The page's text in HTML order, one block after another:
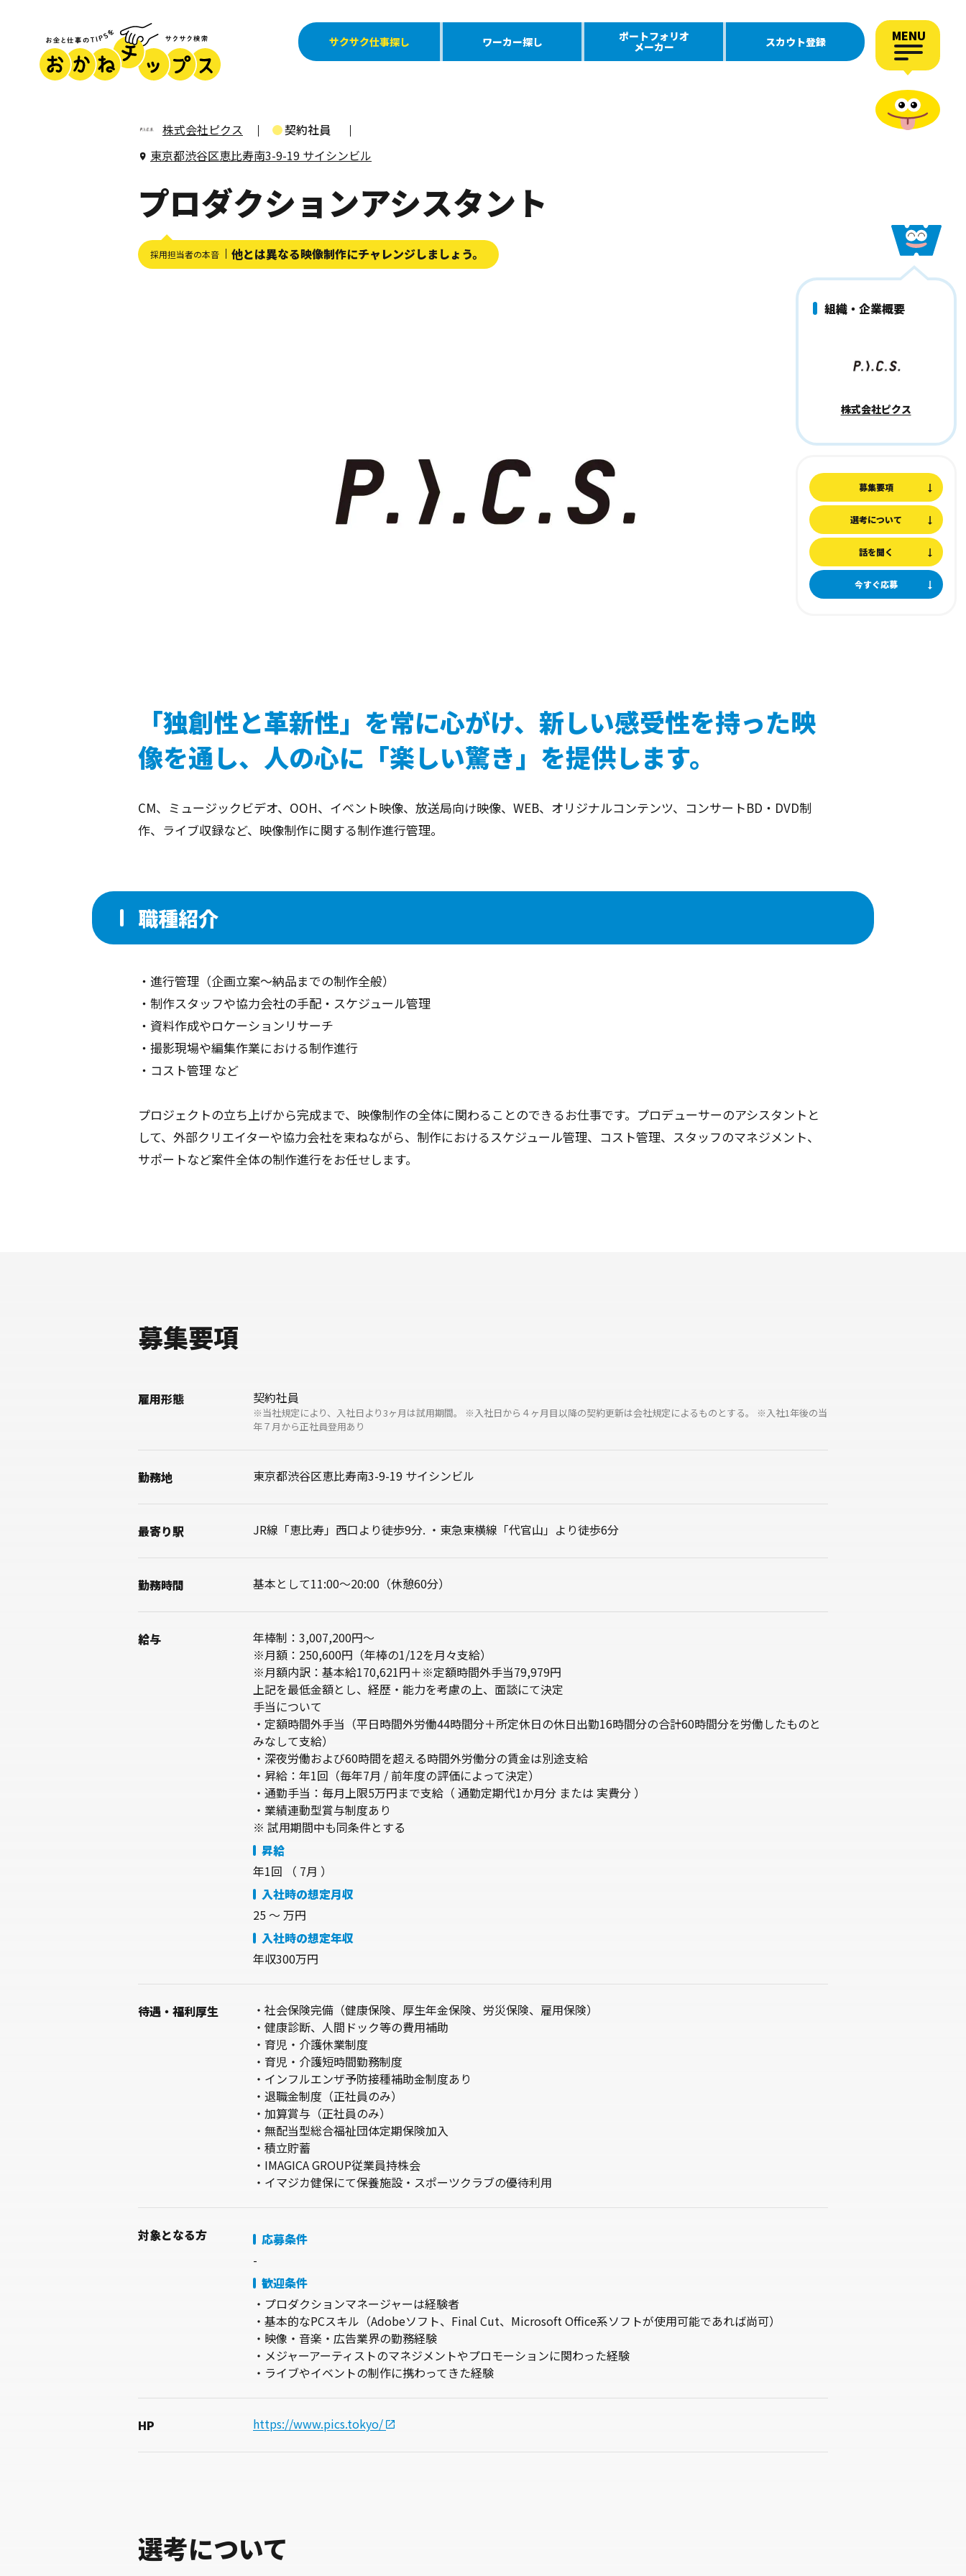
サクサク仕事探し ワーカー探し ポートフォリオ
メーカー スカウト登録 MENU
組織・企業概要
株式会社ピクス
募集要項
選考について
話を聞く
今すぐ応募
株式会社ピクス
契約社員
東京都渋谷区恵比寿南3-9-19 サイシンビル
プロダクションアシスタント
採用担当者の本音 他とは異なる映像制作にチャレンジしましょう。
「独創性と革新性」を常に心がけ、新しい感受性を持った映
像を通し、人の心に「楽しい驚き」を提供します。
CM、ミュージックビデオ、OOH、イベント映像、放送局向け映像、WEB、オリジナルコンテンツ、コンサートBD・DVD制
作、ライブ収録など、映像制作に関する制作進行管理。
職種紹介
・進行管理（企画立案〜納品までの制作全般）
・制作スタッフや協力会社の手配・スケジュール管理
・資料作成やロケーションリサーチ
・撮影現場や編集作業における制作進行
・コスト管理 など
プロジェクトの立ち上げから完成まで、映像制作の全体に関わることのできるお仕事です。プロデューサーのアシスタントと
して、外部クリエイターや協力会社を束ねながら、制作におけるスケジュール管理、コスト管理、スタッフのマネジメント、
サポートなど案件全体の制作進行をお任せします。
募集要項
雇用形態 契約社員
※当社規定により、入社日より3ヶ月は試用期間。 ※入社日から４ヶ月目以降の契約更新は会社規定によるものとする。 ※入社1年後の当
年７月から正社員登用あり
勤務地 東京都渋谷区恵比寿南3-9-19 サイシンビル
最寄り駅 JR線「恵比寿」西口より徒歩9分. ・東急東横線「代官山」より徒歩6分
勤務時間 基本として11:00～20:00（休憩60分）
給与
年棒制：3,007,200円～
※月額：250,600円（年棒の1/12を月々支給）
※月額内訳：基本給170,621円＋※定額時間外手当79,979円
上記を最低金額とし、経歴・能力を考慮の上、面談にて決定
手当について
・定額時間外手当（平日時間外労働44時間分＋所定休日の休日出勤16時間分の合計60時間分を労働したものと
みなして支給）
・深夜労働および60時間を超える時間外労働分の賃金は別途支給
・昇給：年1回（毎年7月 / 前年度の評価によって決定）
・通勤手当：毎月上限5万円まで支給（ 通勤定期代1か月分 または 実費分 ）
・業績連動型賞与制度あり
※ 試用期間中も同条件とする
昇給
年1回 （ 7月 ）
入社時の想定月収
25 〜 万円
入社時の想定年収
年収300万円
待遇・ 福利厚生
・社会保険完備（健康保険、厚生年金保険、労災保険、雇用保険）
・健康診断、人間ドック等の費用補助
・育児・介護休業制度
・育児・介護短時間勤務制度
・インフルエンザ予防接種補助金制度あり
・退職金制度（正社員のみ）
・加算賞与（正社員のみ）
・無配当型総合福祉団体定期保険加入
・積立貯蓄
・IMAGICA GROUP従業員持株会
・イマジカ健保にて保養施設・スポーツクラブの優待利用
対象となる方
応募条件
-
歓迎条件
・プロダクションマネージャーは経験者
・基本的なPCスキル（Adobeソフト、Final Cut、Microsoft Office系ソフトが使用可能であれば尚可）
・映像・音楽・広告業界の勤務経験
・メジャーアーティストのマネジメントやプロモーションに関わった経験
・ライブやイベントの制作に携わってきた経験
HP https://www.pics.tokyo/
選考について